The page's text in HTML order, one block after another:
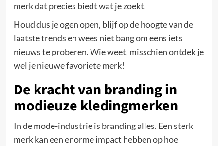
merk dat precies biedt wat je zoekt.
Houd dus je ogen open, blijf op de hoogte van de
laatste trends en wees niet bang om eens iets
nieuws te proberen. Wie weet, misschien ontdek je
wel je nieuwe favoriete merk!
De kracht van branding in
modieuze kledingmerken
In de mode-industrie is branding alles. Een sterk
merk kan een enorme impact hebben op hoe